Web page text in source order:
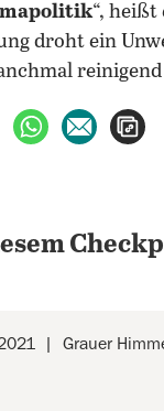
“, heißt
droht ein
reinigend
teilen
auf X teilenper WhatsApp
per E-
Grauer